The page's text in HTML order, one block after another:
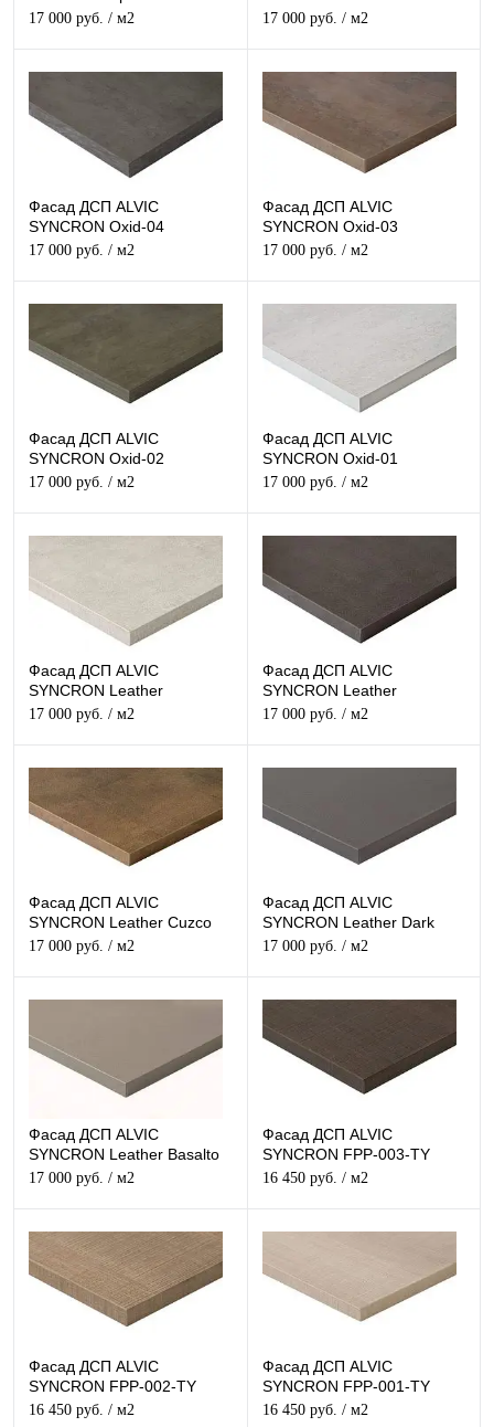
Структурный
17 000 руб. / м2
Структурный
17 000 руб. / м2
Фасад ДСП ALVIC
SYNCRON Oxid-04
Структурный
17 000 руб. / м2
Фасад ДСП ALVIC
SYNCRON Oxid-03
Структурный
17 000 руб. / м2
Фасад ДСП ALVIC
SYNCRON Oxid-02
Структурный
17 000 руб. / м2
Фасад ДСП ALVIC
SYNCRON Oxid-01
Структурный
17 000 руб. / м2
Фасад ДСП ALVIC
SYNCRON Leather
Melange-1 Структурный
17 000 руб. / м2
Фасад ДСП ALVIC
SYNCRON Leather
Melange-4 Структурный
17 000 руб. / м2
Фасад ДСП ALVIC
SYNCRON Leather Cuzco
Oro Структурный
17 000 руб. / м2
Фасад ДСП ALVIC
SYNCRON Leather Dark
Grey Структурный
17 000 руб. / м2
Фасад ДСП ALVIC
SYNCRON Leather Basalto
Структурный
17 000 руб. / м2
Фасад ДСП ALVIC
SYNCRON FPP-003-TY
Структурный
16 450 руб. / м2
Фасад ДСП ALVIC
SYNCRON FPP-002-TY
Структурный
16 450 руб. / м2
Фасад ДСП ALVIC
SYNCRON FPP-001-TY
Структурный
16 450 руб. / м2